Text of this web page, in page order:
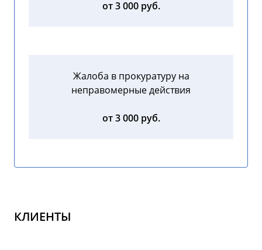
от 3 000 руб.
Жалоба в прокуратуру на
неправомерные действия
от 3 000 руб.
КЛИЕНТЫ